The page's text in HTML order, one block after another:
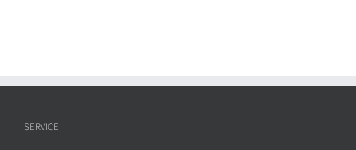
SERVICE